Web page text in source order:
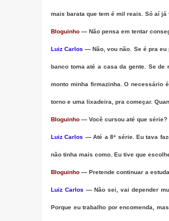
mais barata que tem é mil reais. Só aí já
Bloguinho — Não pensa em tentar
Luiz Carlos — Não, vou não. Se é pra eu
banco toma até a casa da gente. Se
monto minha firmazinha. O
torno e uma lixadeira, pra começar.
Bloguinho — Você cursou até que série?
Luiz Carlos — Até a 8ª série. Eu tava
não tinha mais como. Eu tive que
Bloguinho — Pretende continuar a
Luiz Carlos — Não sei, vai depender
Porque eu trabalho por encomenda,